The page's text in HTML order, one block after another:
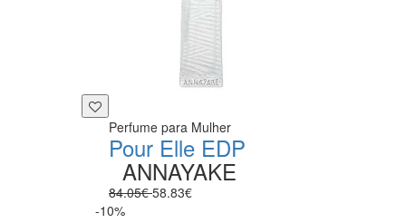
Perfume para Mulher
Pour Elle EDP
ANNAYAKE
84.05€58.83€
-10%